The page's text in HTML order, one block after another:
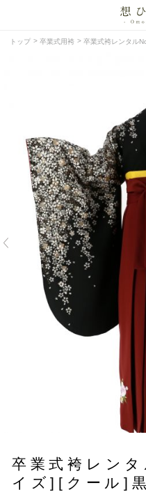
トップ 卒業式用袴 卒業式袴レンタル
卒業式袴レン
イズ][クール]